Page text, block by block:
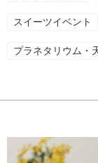
スイーツイベント
プラネタリウム・